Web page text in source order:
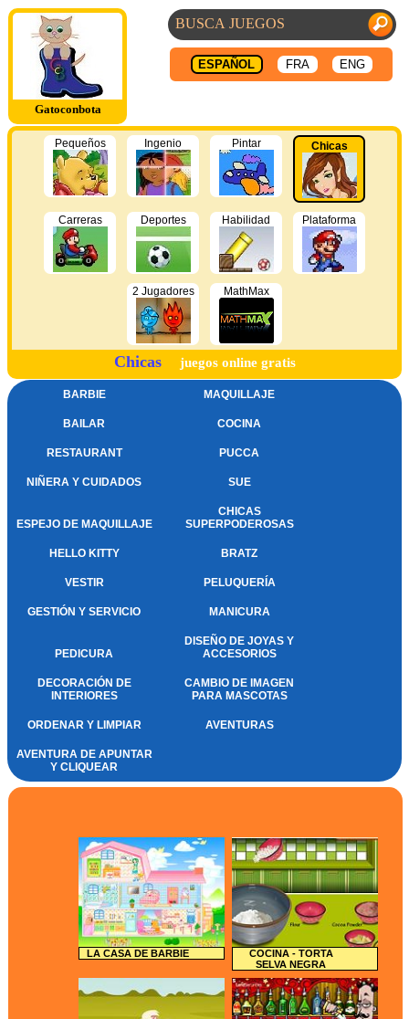
Gatoconbota
ESPAÑOL FRA ENG
Pequeños Ingenio Pintar Chicas
Carreras Deportes Habilidad Plataforma
2 Jugadores MathMax
Chicas juegos online gratis
BARBIE MAQUILLAJE
BAILAR COCINA
RESTAURANT PUCCA
NIÑERA Y CUIDADOS SUE
ESPEJO DE MAQUILLAJE
CHICAS
SUPERPODEROSAS
HELLO KITTY BRATZ
VESTIR PELUQUERÍA
GESTIÓN Y SERVICIO MANICURA
PEDICURA
DISEÑO DE JOYAS Y
ACCESORIOS
DECORACIÓN DE
INTERIORES
CAMBIO DE IMAGEN
PARA MASCOTAS
ORDENAR Y LIMPIAR AVENTURAS
AVENTURA DE APUNTAR
Y CLIQUEAR
LA CASA DE BARBIE
COCINA - TORTA
SELVA NEGRA